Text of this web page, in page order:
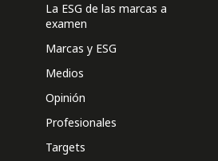
La ESG de las marcas a
examen
Marcas y ESG
Medios
Opinión
Profesionales
Targets